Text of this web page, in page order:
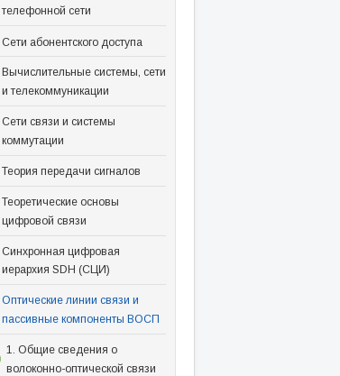
телефонной сети
Сети абонентского доступа
Вычислительные системы, сети
и телекоммуникации
Сети связи и системы
коммутации
Теория передачи сигналов
Теоретические основы
цифровой связи
Синхронная цифровая
иерархия SDH (СЦИ)
Оптические линии связи и
пассивные компоненты ВОСП
1. Общие сведения о
волоконно-оптической связи